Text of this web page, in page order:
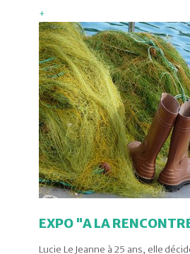
+
EXPO "A LA
Lucie Le Jeanne à 25 ans, elle